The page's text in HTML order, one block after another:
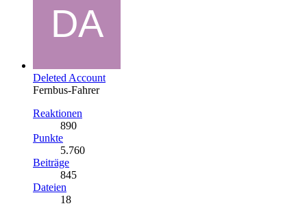
Deleted Account
Fernbus-Fahrer
Reaktionen
890
Punkte
5.760
Beiträge
845
Dateien
18